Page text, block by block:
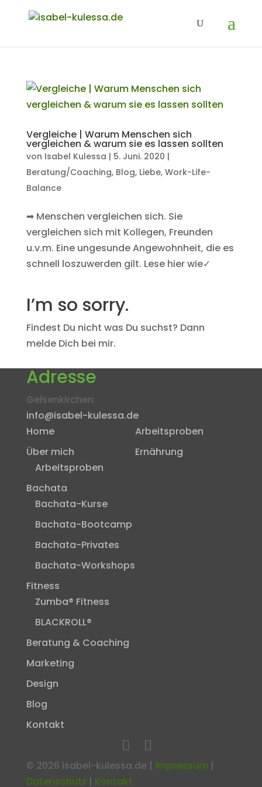
Vergleiche | Warum Menschen sich
vergleichen & warum sie es lassen sollten
von Isabel Kulessa | 5. Juni. 2020 |
Beratung/Coaching, Blog, Liebe, Work-Life-
Balance
➡ Menschen vergleichen sich. Sie
vergleichen sich mit Kollegen, Freunden
u.v.m. Eine ungesunde Angewohnheit, die es
schnell loszuwerden gilt. Lese hier wie✓
I’m so sorry.
Findest Du nicht was Du suchst? Dann
melde Dich bei mir.
Adresse
Gelsenkirchen
info@isabel-kulessa.de
Home
Über mich
Arbeitsproben
Bachata
Bachata-Kurse
Bachata-Bootcamp
Bachata-Privates
Bachata-Workshops
Fitness
Zumba® Fitness
BLACKROLL®
Beratung & Coaching
Marketing
Design
Blog
Kontakt
Arbeitsproben
Ernährung
© 2026 isabel-kulessa.de | Impressum |
Datenschutz | Kontakt